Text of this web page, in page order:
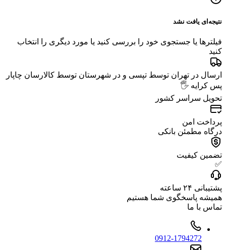
نتیجه‌ای یافت نشد
فیلترها یا جستجوی خود را بررسی کنید یا مورد دیگری را انتخاب
کنید
ارسال در تهران توسط تپسی و در شهرستان توسط کالارسان چاپار
پس کرایه 🖐️
تحویل سراسر کشور
پرداخت امن
درگاه مطمئن بانکی
تضمین کیفیت
✅
پشتیبانی ۲۴ ساعته
همیشه پاسخگوی شما هستیم
تماس با ما
0912-1794272